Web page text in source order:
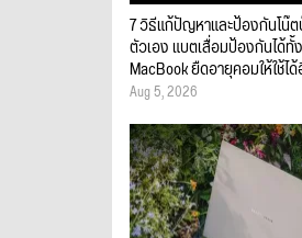
7 วิธีแก้ปัญหาและป้องกันโน๊
ตัวเอง แบตเสื่อมป้องกันได้ทั้
MacBook ยืดอายุคอมให้ใช้ไ
Aug 5, 2026